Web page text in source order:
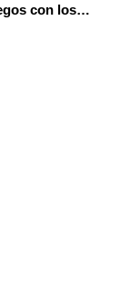
Programa con Scratch juegos con los partidos del mundial 2026 ganados por España